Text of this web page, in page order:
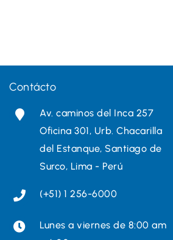
Contácto
Av. caminos del Inca 257
Oficina 301, Urb. Chacarilla
del Estanque, Santiago de
Surco, Lima - Perú
(+51) 1 256-6000
Lunes a viernes de 8:00 am